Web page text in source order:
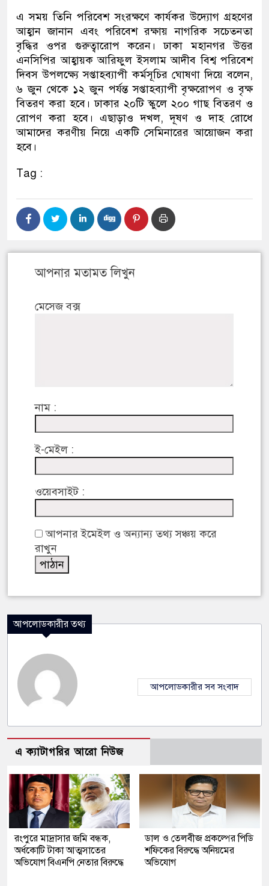
এ সময় তিনি পরিবেশ সংরক্ষণে কার্যকর উদ্যোগ গ্রহণের
আহ্বান জানান এবং পরিবেশ রক্ষায় নাগরিক সচেতনতা
বৃদ্ধির ওপর গুরুত্বারোপ করেন। ঢাকা মহানগর উত্তর
এনসিপির আহ্বায়ক আরিফুল ইসলাম আদীব বিশ্ব পরিবেশ
দিবস উপলক্ষ্যে সপ্তাহব্যাপী কর্মসূচির ঘোষণা দিয়ে বলেন,
৬ জুন থেকে ১২ জুন পর্যন্ত সপ্তাহব্যাপী বৃক্ষরোপণ ও বৃক্ষ
বিতরণ করা হবে। ঢাকার ২০টি স্কুলে ২০০ গাছ বিতরণ ও
রোপণ করা হবে। এছাড়াও দখল, দূষণ ও দাহ রোধে
আমাদের করণীয় নিয়ে একটি সেমিনারের আয়োজন করা
হবে।
Tag :
আপনার মতামত লিখুন
মেসেজ বক্স
নাম :
ই-মেইল :
ওয়েবসাইট :
আপনার ইমেইল ও অন্যান্য তথ্য সঞ্চয় করে
রাখুন
আপলোডকারীর তথ্য
আপলোডকারীর সব সংবাদ
এ ক্যাটাগরির আরো নিউজ
রংপুরে মাদ্রাসার জমি বন্ধক,
অর্ধকোটি টাকা আত্মসাতের
অভিযোগ বিএনপি নেতার বিরুদ্ধে
ডাল ও তেলবীজ প্রকল্পের পিডি
শফিকের বিরুদ্ধে অনিয়মের
অভিযোগ